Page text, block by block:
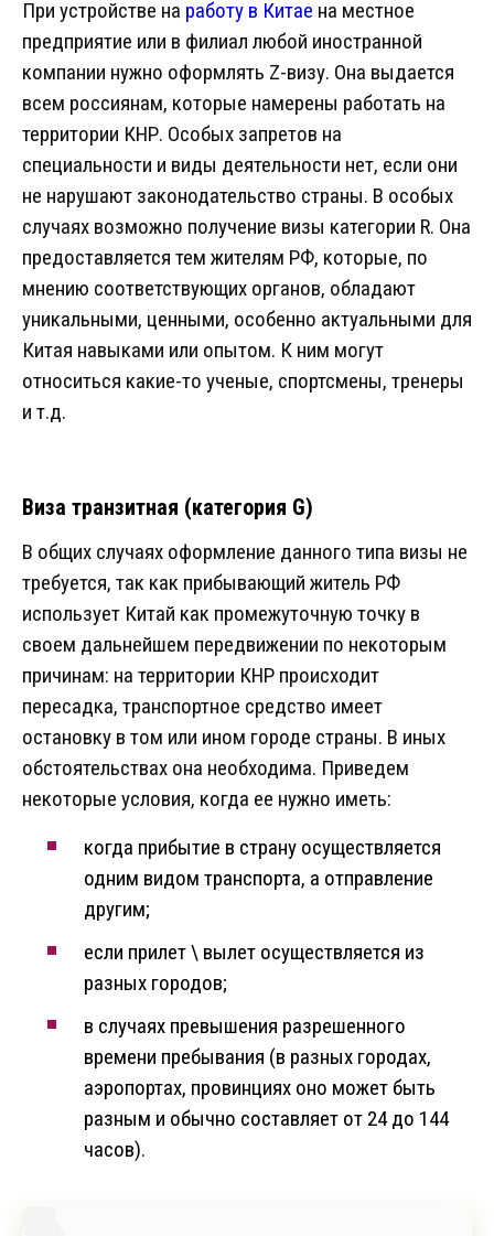
При устройстве на работу в Китае на местное
предприятие или в филиал любой иностранной
компании нужно оформлять Z-визу. Она выдается
всем россиянам, которые намерены работать на
территории КНР. Особых запретов на
специальности и виды деятельности нет, если они
не нарушают законодательство страны. В особых
случаях возможно получение визы категории R. Она
предоставляется тем жителям РФ, которые, по
мнению соответствующих органов, обладают
уникальными, ценными, особенно актуальными для
Китая навыками или опытом. К ним могут
относиться какие-то ученые, спортсмены, тренеры
и т.д.
Виза транзитная (категория G)
В общих случаях оформление данного типа визы не
требуется, так как прибывающий житель РФ
использует Китай как промежуточную точку в
своем дальнейшем передвижении по некоторым
причинам: на территории КНР происходит
пересадка, транспортное средство имеет
остановку в том или ином городе страны. В иных
обстоятельствах она необходима. Приведем
некоторые условия, когда ее нужно иметь:
когда прибытие в страну осуществляется
одним видом транспорта, а отправление
другим;
если прилет \ вылет осуществляется из
разных городов;
в случаях превышения разрешенного
времени пребывания (в разных городах,
аэропортах, провинциях оно может быть
разным и обычно составляет от 24 до 144
часов).